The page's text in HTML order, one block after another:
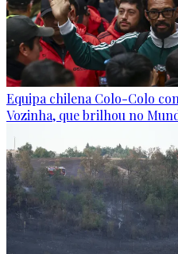
Equipa chilena Colo-Colo
Vozinha, que brilhou no